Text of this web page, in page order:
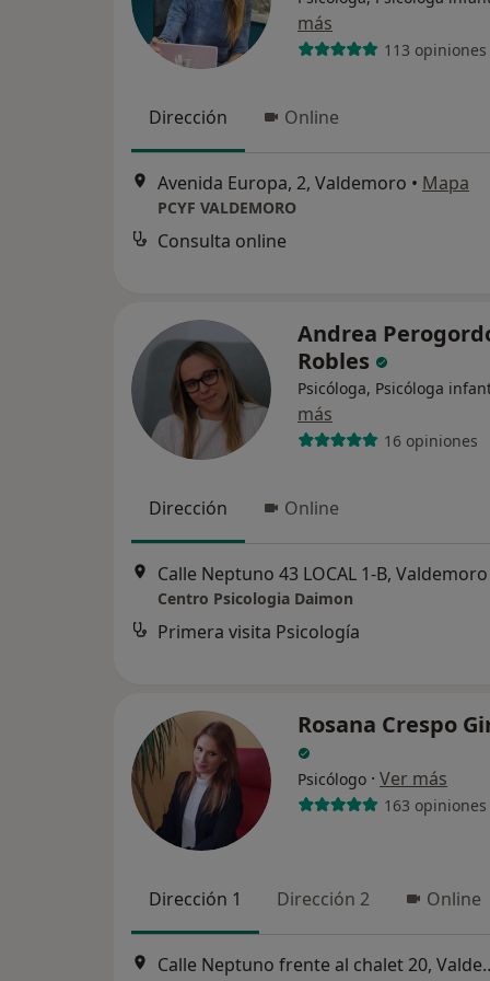
más
113 opiniones
Dirección Online
Avenida Europa, 2, Valdemoro • Mapa
PCYF VALDEMORO
Consulta online
Andrea
Robles
Psicóloga, Psicóloga
más
16 opiniones
Dirección Online
Calle Neptuno 43 LOCAL 1-B, Valdemoro
Centro Psicologia Daimon
Primera visita Psicología
Rosana Crespo
Psicólogo · Ver más
163 opiniones
Dirección 1 Dirección 2 Online
Calle